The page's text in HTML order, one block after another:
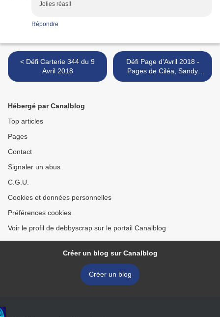
Jolies réas!!
Répondre
< Défi Carterie 344 du 9
Avril 2018
Défi Page d'Avril 2018 -
Pages de Ciléa, Sandy
MAnnie et de notre invitée
Hébergé par Canalblog
Top articles
Pages
Contact
Signaler un abus
C.G.U.
Cookies et données personnelles
Préférences cookies
Voir le profil de debbyscrap sur le portail Canalblog
Créer un blog sur Canalblog
Créer un blog